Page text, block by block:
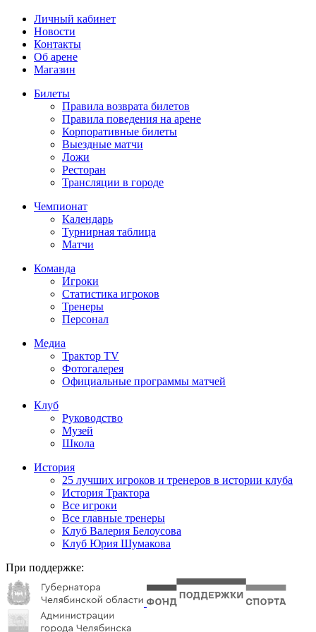
Личный кабинет
Новости
Контакты
Об арене
Магазин
Билеты
Правила возврата билетов
Правила поведения на арене
Корпоративные билеты
Выездные матчи
Ложи
Ресторан
Трансляции в городе
Чемпионат
Календарь
Турнирная таблица
Матчи
Команда
Игроки
Статистика игроков
Тренеры
Персонал
Медиа
Трактор TV
Фотогалерея
Официальные программы матчей
Клуб
Руководство
Музей
Школа
История
25 лучших игроков и тренеров в истории клуба
История Трактора
Все игроки
Все главные тренеры
Клуб Валерия Белоусова
Клуб Юрия Шумакова
При поддержке: